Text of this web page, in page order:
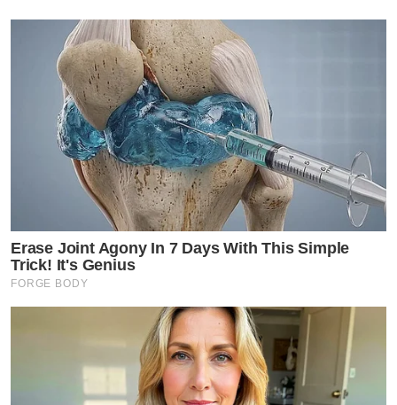
Erase Joint Agony In 7 Days With This Simple
Trick! It's Genius
FORGE BODY